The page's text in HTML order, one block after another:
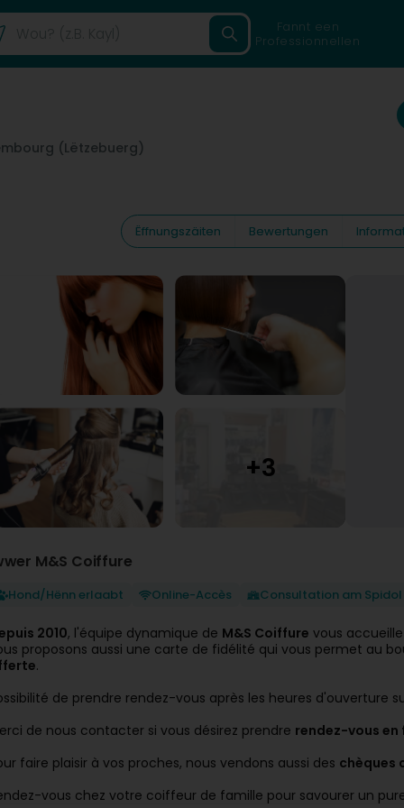
Fannt een
Professionnellen
(Lëtzebuerg)
Ëffnungszäiten Bewertungen
M&S Coiffure
Hond/Hënn erlaabt Online-Accès Consultation am Spidol
2010, l'équipe dynamique de M&S Coiffure vous
proposons aussi une carte de fidélité qui vous permet au
.
de prendre rendez-vous après les heures d'ouverture
de nous contacter si vous désirez prendre rendez-vous en
faire plaisir à vos proches, nous vendons aussi des chèques
vous chez votre coiffeur de famille pour savourer un